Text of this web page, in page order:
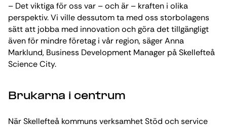
– Det viktiga för oss var – och är – kraften i olika
perspektiv. Vi ville dessutom ta med oss storbolagens
sätt att jobba med innovation och göra det tillgängligt
även för mindre företag i vår region, säger Anna
Marklund, Business Development Manager på Skellefteå
Science City.
Brukarna i centrum
När Skellefteå kommuns verksamhet Stöd och service